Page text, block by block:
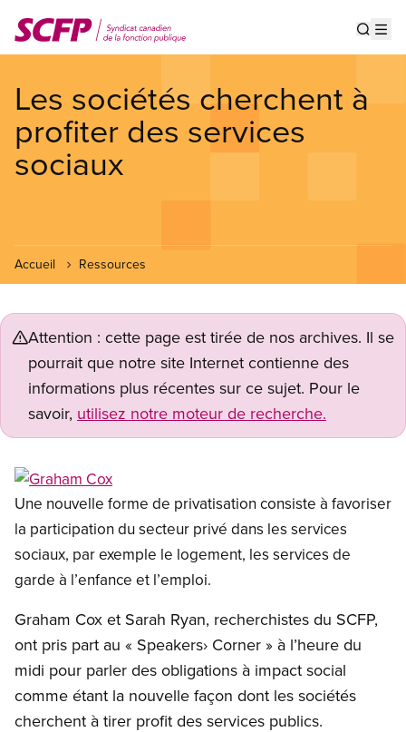
au
contenu
Les sociétés cherchent à
profiter des services
sociaux
Accueil Ressources
Attention : cette page est tirée de nos archives. Il se
pourrait que notre site Internet contienne des
informations plus récentes sur ce sujet. Pour le
savoir, utilisez notre moteur de recherche.
Open image in modal
Une nouvelle forme de privatisation consiste à favoriser
la participation du secteur privé dans les services
sociaux, par exemple le logement, les services de
garde à l’enfance et l’emploi.
Graham Cox et Sarah Ryan, recherchistes du SCFP,
ont pris part au « Speakers› Corner » à l’heure du
midi pour parler des obligations à impact social
comme étant la nouvelle façon dont les sociétés
cherchent à tirer profit des services publics.